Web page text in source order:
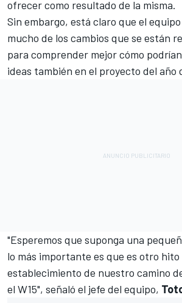
ofrecer como resultado de la misma.
Sin embargo, está claro que el
mucho de los cambios que se están
para comprender mejor cómo
ideas también en el proyecto del año
"Esperemos que suponga una
lo más importante es que es otro hito
establecimiento de nuestro camino
el W15", señaló el jefe del equipo,